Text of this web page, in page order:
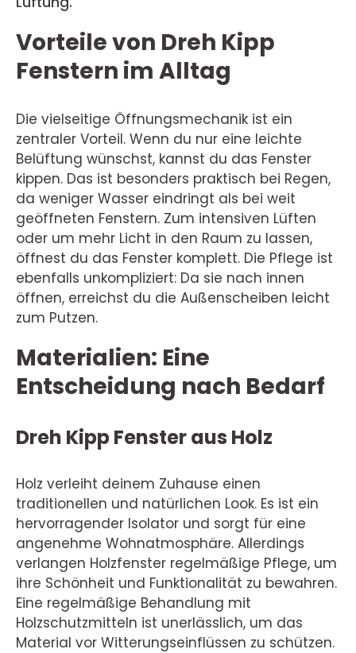
Vorteile von Dreh Kipp
Fenstern im Alltag
Die vielseitige Öffnungsmechanik ist ein
zentraler Vorteil. Wenn du nur eine leichte
Belüftung wünschst, kannst du das Fenster
kippen. Das ist besonders praktisch bei Regen,
da weniger Wasser eindringt als bei weit
geöffneten Fenstern. Zum intensiven Lüften
oder um mehr Licht in den Raum zu lassen,
öffnest du das Fenster komplett. Die Pflege ist
ebenfalls unkompliziert: Da sie nach innen
öffnen, erreichst du die Außenscheiben leicht
zum Putzen.
Materialien: Eine
Entscheidung nach Bedarf
Dreh Kipp Fenster aus Holz
Holz verleiht deinem Zuhause einen
traditionellen und natürlichen Look. Es ist ein
hervorragender Isolator und sorgt für eine
angenehme Wohnatmosphäre. Allerdings
verlangen Holzfenster regelmäßige Pflege, um
ihre Schönheit und Funktionalität zu bewahren.
Eine regelmäßige Behandlung mit
Holzschutzmitteln ist unerlässlich, um das
Material vor Witterungseinflüssen zu schützen.